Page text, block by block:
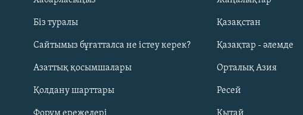
Русский
ЖАЗЫЛЫҢЫЗ
Біз туралы
Сайтымыз бұғатталса не істеу керек?
Азаттық қосымшалары
Қолдану шарттары
Қазақстан
Қазақтар - әлемде
Орталық Азия
Ресей